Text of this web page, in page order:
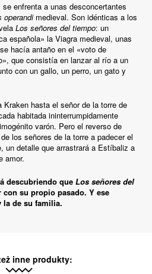
se enfrenta a unas desconcertantes
operandi medieval. Son idénticas a los
Los señores del tiempo: un
española» la Viagra medieval, unas
hacía antaño en el «voto de
que consistía en lanzar al río a un
con un gallo, un perro, un gato y
hasta el señor de la torre de
habitada ininterrumpidamente
varón. Pero el reverso de
los señores de la torre a padecer el
un detalle que arrastrará a Estíbaliz a
amor.
descubriendo que Los señores del
con su propio pasado. Y ese
la de su familia.
inne produkty: